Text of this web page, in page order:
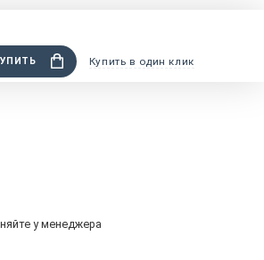
Купить в один клик
у менеджера